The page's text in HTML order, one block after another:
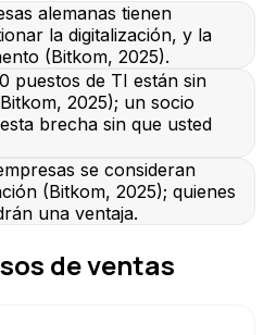
alemanas tienen
la digitalización, y la
(Bitkom, 2025).
puestos de TI están sin
2025); un socio
brecha sin que usted
se consideran
(Bitkom, 2025); quienes
una ventaja.
de ventas